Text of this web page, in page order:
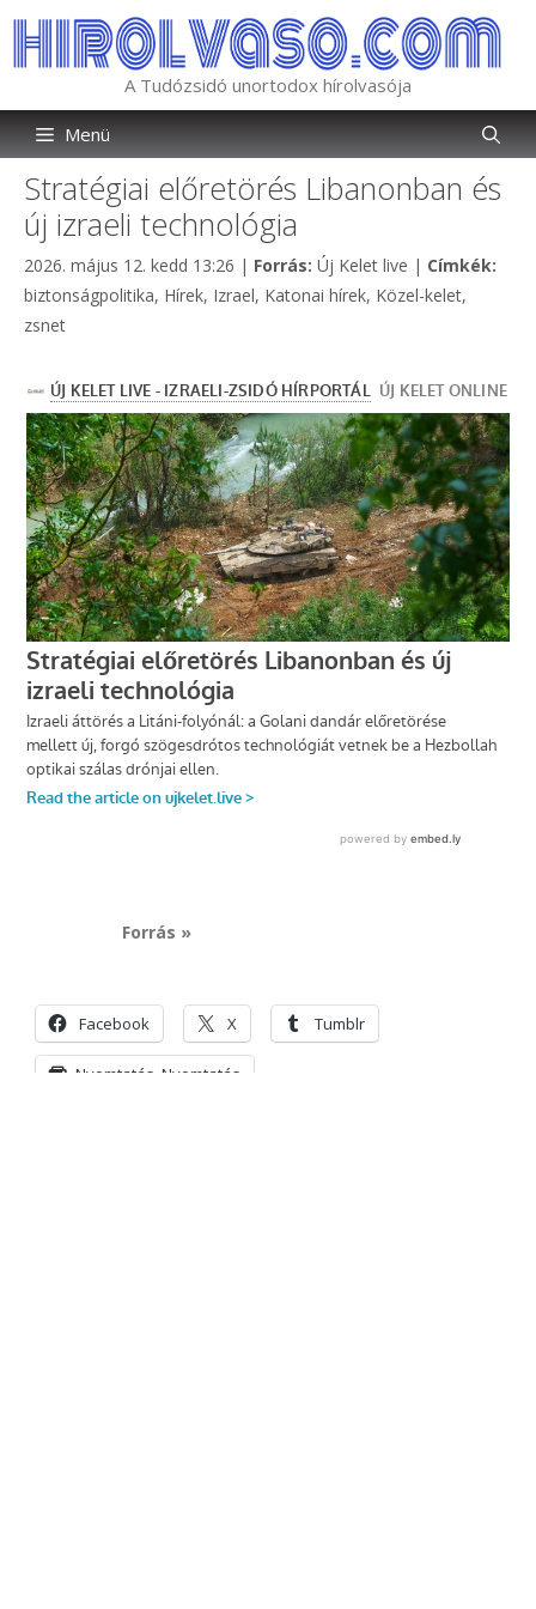
tartalomba
A Tudózsidó unortodox hírolvasója
Menü
Stratégiai előretörés Libanonban és
új izraeli technológia
2026. május 12. kedd 13:26 | Forrás: Kategória
Új Kelet live | Címkék:
biztonságpolitika, Hírek, Izrael, Katonai hírek, Közel-kelet,
zsnet
Forrás »
Facebook X Tumblr
Nyomtatás Nyomtatás